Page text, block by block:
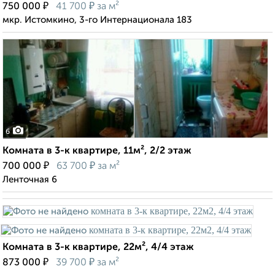
750 000 ₽ 41 700 ₽ за м²
мкр. Истомкино, 3-го Интернационала 183
6
Комната в 3-к квартире, 11м², 2/2 этаж
700 000 ₽ 63 700 ₽ за м²
Ленточная 6
Комната в 3-к квартире, 22м², 4/4 этаж
873 000 ₽ 39 700 ₽ за м²